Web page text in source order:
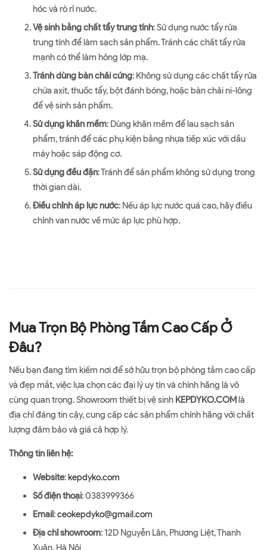
hóc và rò rỉ nước.
Vệ sinh bằng chất tẩy trung tính: Sử dụng nước tẩy rửa
trung tính để làm sạch sản phẩm. Tránh các chất tẩy rửa
mạnh có thể làm hỏng lớp mạ.
Tránh dùng bàn chải cứng: Không sử dụng các chất tẩy rửa
chứa axit, thuốc tẩy, bột đánh bóng, hoặc bàn chải ni-lông
để vệ sinh sản phẩm.
Sử dụng khăn mềm: Dùng khăn mềm để lau sạch sản
phẩm, tránh để các phụ kiện bằng nhựa tiếp xúc với dầu
máy hoặc sáp động cơ.
Sử dụng đều đặn: Tránh để sản phẩm không sử dụng trong
thời gian dài.
Điều chỉnh áp lực nước: Nếu áp lực nước quá cao, hãy điều
chỉnh van nước về mức áp lực phù hợp.
Mua Trọn Bộ Phòng Tắm Cao Cấp Ở
Đâu?
Nếu bạn đang tìm kiếm nơi để sở hữu trọn bộ phòng tắm cao cấp
và đẹp mắt, việc lựa chọn các đại lý uy tín và chính hãng là vô
cùng quan trọng. Showroom thiết bị vệ sinh KEPDYKO.COMlà
địa chỉ đáng tin cậy, cung cấp các sản phẩm chính hãng với chất
lượng đảm bảo và giá cả hợp lý.
Thông tin liên hệ:
Website:kepdyko.com
Số điện thoại: 0383999366
Email:ceokepdyko@gmail.com
Địa chỉ showroom: 12D Nguyễn Lân, Phương Liệt, Thanh
Xuân, Hà Nội